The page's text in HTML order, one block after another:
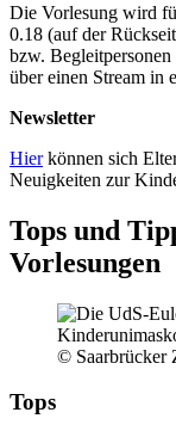
Die Vorlesung wird
0.18 (auf der
bzw.
über einen Stream in
Newsletter
Hierkönnen sich
Neuigkeiten zur
Tops und
Vorlesungen
© Saarbrücker
Tops